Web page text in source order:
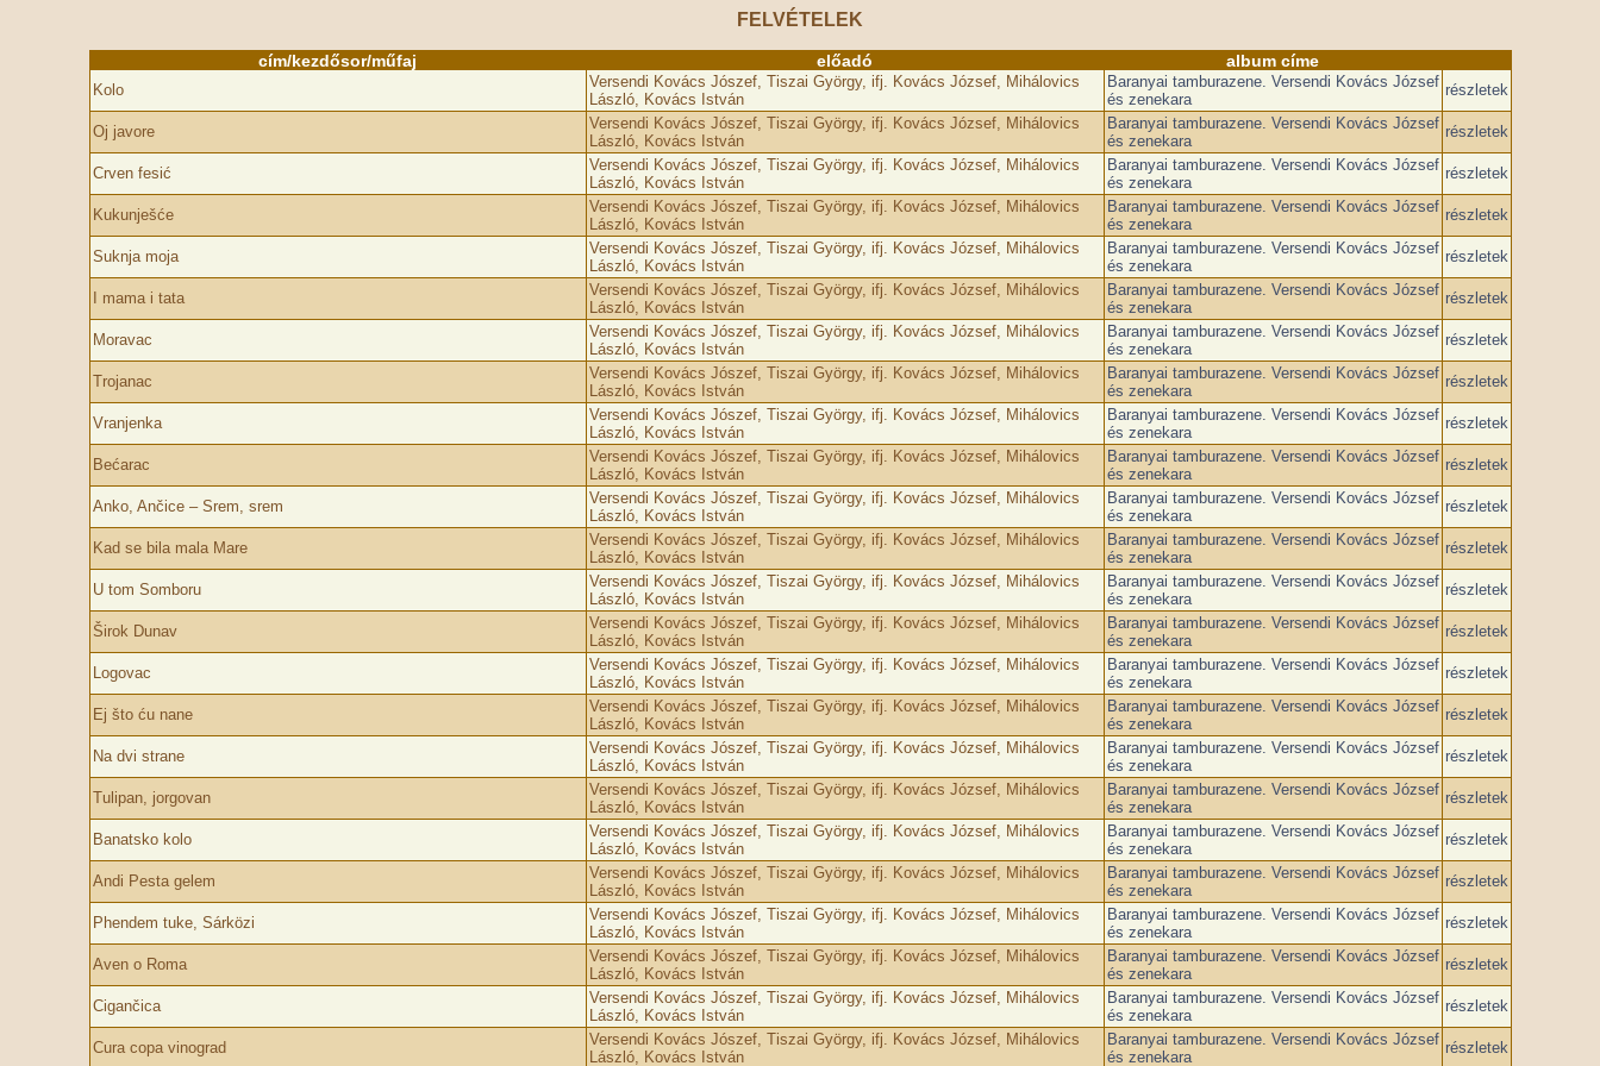
FELVÉTELEK
cím/kezdősor/műfaj előadó album címe
Kolo
Versendi Kovács Jószef, Tiszai György, ifj. Kovács József, Mihálovics
László, Kovács István
Baranyai tamburazene. Versendi Kovács József
és zenekara
részletek
Oj javore
Versendi Kovács Jószef, Tiszai György, ifj. Kovács József, Mihálovics
László, Kovács István
Baranyai tamburazene. Versendi Kovács József
és zenekara
részletek
Crven fesić
Versendi Kovács Jószef, Tiszai György, ifj. Kovács József, Mihálovics
László, Kovács István
Baranyai tamburazene. Versendi Kovács József
és zenekara
részletek
Kukunješće
Versendi Kovács Jószef, Tiszai György, ifj. Kovács József, Mihálovics
László, Kovács István
Baranyai tamburazene. Versendi Kovács József
és zenekara
részletek
Suknja moja
Versendi Kovács Jószef, Tiszai György, ifj. Kovács József, Mihálovics
László, Kovács István
Baranyai tamburazene. Versendi Kovács József
és zenekara
részletek
I mama i tata
Versendi Kovács Jószef, Tiszai György, ifj. Kovács József, Mihálovics
László, Kovács István
Baranyai tamburazene. Versendi Kovács József
és zenekara
részletek
Moravac
Versendi Kovács Jószef, Tiszai György, ifj. Kovács József, Mihálovics
László, Kovács István
Baranyai tamburazene. Versendi Kovács József
és zenekara
részletek
Trojanac
Versendi Kovács Jószef, Tiszai György, ifj. Kovács József, Mihálovics
László, Kovács István
Baranyai tamburazene. Versendi Kovács József
és zenekara
részletek
Vranjenka
Versendi Kovács Jószef, Tiszai György, ifj. Kovács József, Mihálovics
László, Kovács István
Baranyai tamburazene. Versendi Kovács József
és zenekara
részletek
Bećarac
Versendi Kovács Jószef, Tiszai György, ifj. Kovács József, Mihálovics
László, Kovács István
Baranyai tamburazene. Versendi Kovács József
és zenekara
részletek
Anko, Ančice – Srem, srem
Versendi Kovács Jószef, Tiszai György, ifj. Kovács József, Mihálovics
László, Kovács István
Baranyai tamburazene. Versendi Kovács József
és zenekara
részletek
Kad se bila mala Mare
Versendi Kovács Jószef, Tiszai György, ifj. Kovács József, Mihálovics
László, Kovács István
Baranyai tamburazene. Versendi Kovács József
és zenekara
részletek
U tom Somboru
Versendi Kovács Jószef, Tiszai György, ifj. Kovács József, Mihálovics
László, Kovács István
Baranyai tamburazene. Versendi Kovács József
és zenekara
részletek
Širok Dunav
Versendi Kovács Jószef, Tiszai György, ifj. Kovács József, Mihálovics
László, Kovács István
Baranyai tamburazene. Versendi Kovács József
és zenekara
részletek
Logovac
Versendi Kovács Jószef, Tiszai György, ifj. Kovács József, Mihálovics
László, Kovács István
Baranyai tamburazene. Versendi Kovács József
és zenekara
részletek
Ej što ću nane
Versendi Kovács Jószef, Tiszai György, ifj. Kovács József, Mihálovics
László, Kovács István
Baranyai tamburazene. Versendi Kovács József
és zenekara
részletek
Na dvi strane
Versendi Kovács Jószef, Tiszai György, ifj. Kovács József, Mihálovics
László, Kovács István
Baranyai tamburazene. Versendi Kovács József
és zenekara
részletek
Tulipan, jorgovan
Versendi Kovács Jószef, Tiszai György, ifj. Kovács József, Mihálovics
László, Kovács István
Baranyai tamburazene. Versendi Kovács József
és zenekara
részletek
Banatsko kolo
Versendi Kovács Jószef, Tiszai György, ifj. Kovács József, Mihálovics
László, Kovács István
Baranyai tamburazene. Versendi Kovács József
és zenekara
részletek
Andi Pesta gelem
Versendi Kovács Jószef, Tiszai György, ifj. Kovács József, Mihálovics
László, Kovács István
Baranyai tamburazene. Versendi Kovács József
és zenekara
részletek
Phendem tuke, Sárközi
Versendi Kovács Jószef, Tiszai György, ifj. Kovács József, Mihálovics
László, Kovács István
Baranyai tamburazene. Versendi Kovács József
és zenekara
részletek
Aven o Roma
Versendi Kovács Jószef, Tiszai György, ifj. Kovács József, Mihálovics
László, Kovács István
Baranyai tamburazene. Versendi Kovács József
és zenekara
részletek
Cigančica
Versendi Kovács Jószef, Tiszai György, ifj. Kovács József, Mihálovics
László, Kovács István
Baranyai tamburazene. Versendi Kovács József
és zenekara
részletek
Cura copa vinograd
Versendi Kovács Jószef, Tiszai György, ifj. Kovács József, Mihálovics
László, Kovács István
Baranyai tamburazene. Versendi Kovács József
és zenekara
részletek